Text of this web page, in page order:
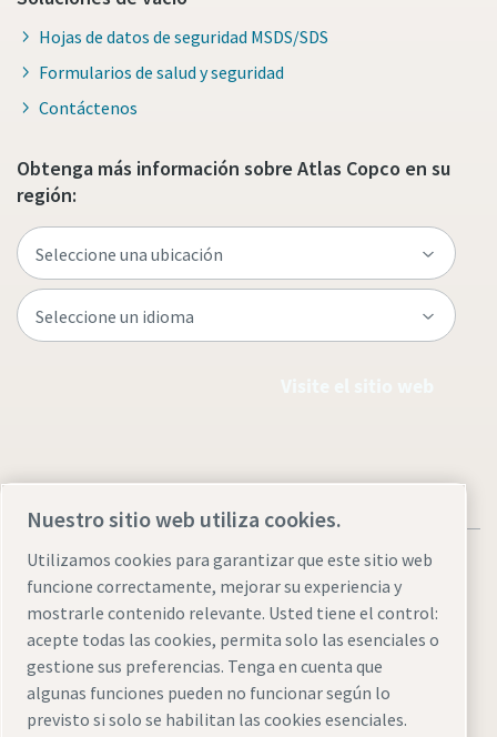
Hojas de datos de seguridad MSDS/SDS
Formularios de salud y seguridad
Contáctenos
Obtenga más información sobre Atlas Copco en su
región:
Aviso legal y aviso de privacidadAdministrar cookies
AccesibilidadMapa del sitio web
© 2026 Atlas Copco AB
Nuestro sitio web utiliza cookies.
Utilizamos cookies para garantizar que este sitio web
funcione correctamente, mejorar su experiencia y
mostrarle contenido relevante. Usted tiene el control:
acepte todas las cookies, permita solo las esenciales o
gestione sus preferencias. Tenga en cuenta que
algunas funciones pueden no funcionar según lo
previsto si solo se habilitan las cookies esenciales.